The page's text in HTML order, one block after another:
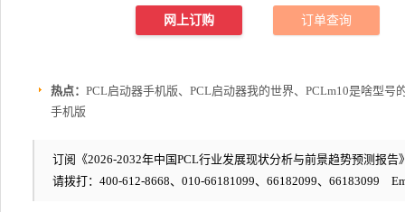
网上订购 订单查询
热点： PCL启动器手机版、PCL启动器我的世界、PCLm10是啥型号
手机版
订阅《2026-2032年中国PCL行业发展现状分析与前景趋势预测报告
请拨打：400-612-8668、010-66181099、66182099、66183099